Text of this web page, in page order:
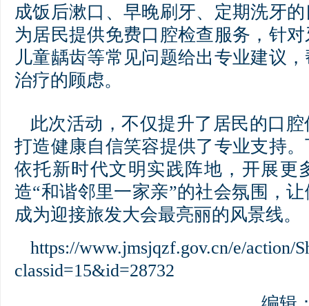
成饭后漱口、早晚刷牙、定期洗牙
为居民提供免费口腔检查服务，针
儿童龋齿等常见问题给出专业建议
治疗的顾虑。
此次活动，不仅提升了居民的口
打造健康自信笑容提供了专业支持
依托新时代文明实践阵地，开展更
造“和谐邻里一家亲”的社会氛围，
成为迎接旅发大会最亮丽的风景线。
https://www.jmsjqzf.gov.cn/e/action/
classid=15&id=28732